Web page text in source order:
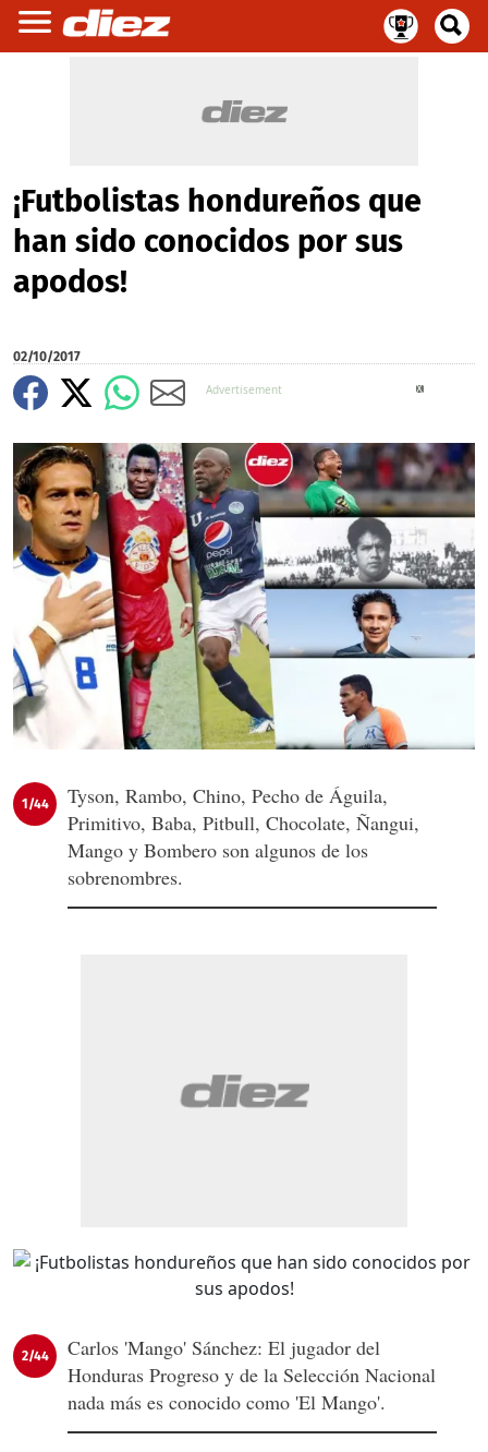
¡Futbolistas hondureños que
han sido conocidos por sus
apodos!
02/10/2017
1/44
Tyson, Rambo, Chino, Pecho de Águila,
Primitivo, Baba, Pitbull, Chocolate, Ñangui,
Mango y Bombero son algunos de los
sobrenombres.
2/44
Carlos 'Mango' Sánchez: El jugador del
Honduras Progreso y de la Selección Nacional
nada más es conocido como 'El Mango'.
X